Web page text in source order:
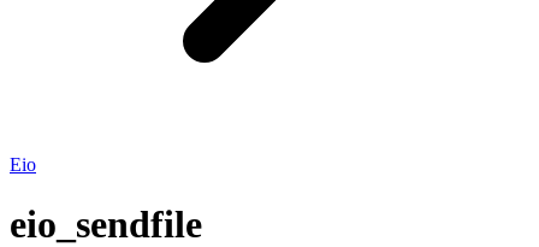
Eio
eio_sendfile